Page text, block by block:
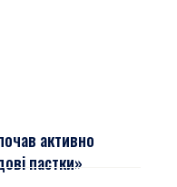
активно
пастки»